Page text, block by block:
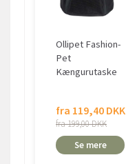
Ollipet Fashion-
Pet
Kængurutaske
fra 119,40 DKK
fra 199,00 DKK
Se mere